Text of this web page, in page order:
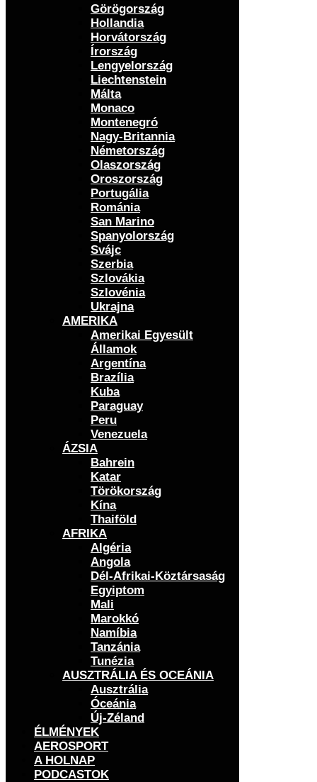
Görögország
Hollandia
Horvátország
Írország
Lengyelország
Liechtenstein
Málta
Monaco
Montenegró
Nagy-Britannia
Németország
Olaszország
Oroszország
Portugália
Románia
San Marino
Spanyolország
Svájc
Szerbia
Szlovákia
Szlovénia
Ukrajna
AMERIKA
Amerikai Egyesült
Államok
Argentína
Brazília
Kuba
Paraguay
Peru
Venezuela
ÁZSIA
Bahrein
Katar
Törökország
Kína
Thaiföld
AFRIKA
Algéria
Angola
Dél-Afrikai-Köztársaság
Egyiptom
Mali
Marokkó
Namíbia
Tanzánia
Tunézia
AUSZTRÁLIA ÉS OCEÁNIA
Ausztrália
Óceánia
Új-Zéland
ÉLMÉNYEK
AEROSPORT
A HOLNAP
PODCASTOK